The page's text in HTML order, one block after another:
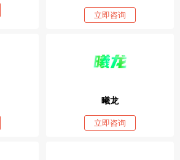
立即咨询
曦龙
立即咨询